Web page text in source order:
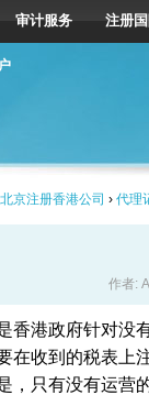
审计服务 注册
北京注册香港公司 › 代理
作者:
香港政府针对没
在收到的税表上
，只有没有运营